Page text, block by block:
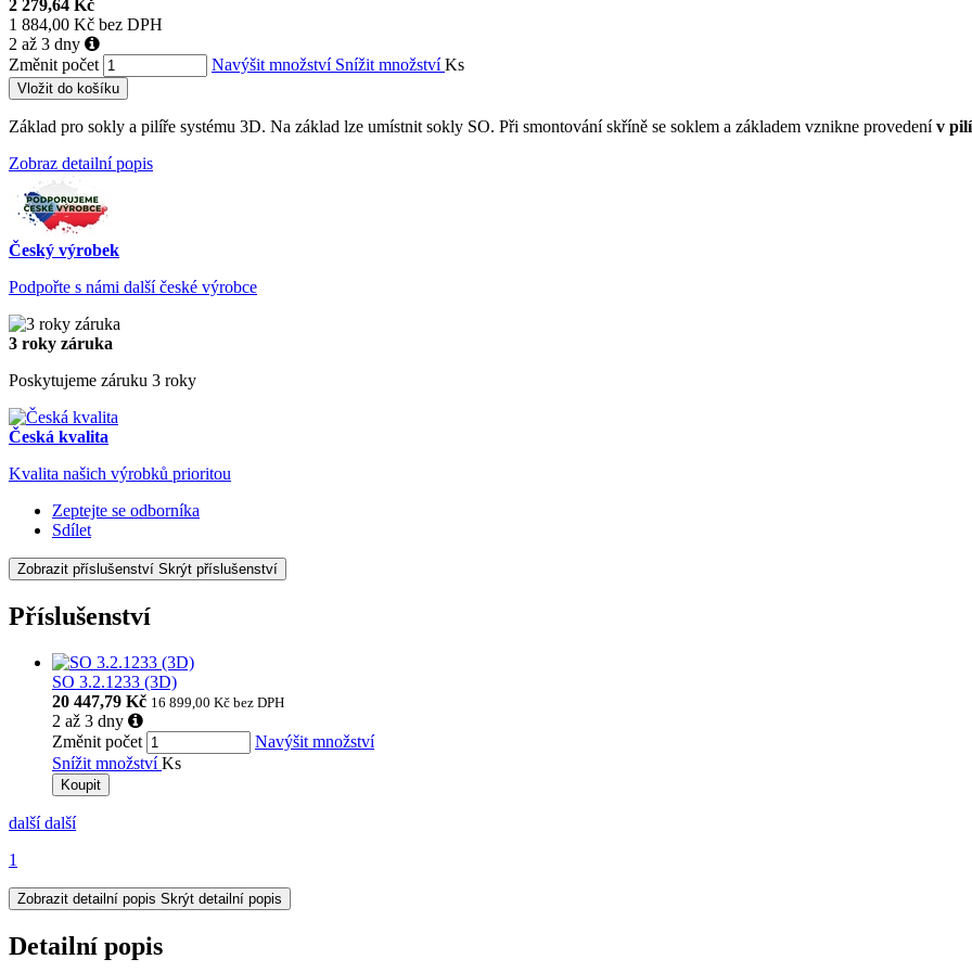
2 279,64 Kč
1 884,00 Kč bez DPH
2 až 3 dny
Změnit počet
Navýšit množství Snížit množstvíKs
Vložit do košíku
Základ pro sokly a pilíře systému 3D. Na základ lze umístnit sokly SO. Při smontování skříně se soklem a základem vznikne provedenív
Zobraz detailní popis
Český výrobek
Podpořte s námi další české výrobce
3 roky záruka
Poskytujeme záruku 3 roky
Česká kvalita
Kvalita našich výrobků prioritou
Zeptejte se odborníka
Sdílet
Zobrazit příslušenství Skrýt příslušenství
Příslušenství
SO 3.2.1233 (3D)
20 447,79 Kč 16 899,00 Kč bez DPH
2 až 3 dny
Změnit počet
Navýšit množství
Snížit množstvíKs
Koupit
další další
1
Zobrazit detailní popis Skrýt detailní popis
Detailní popis